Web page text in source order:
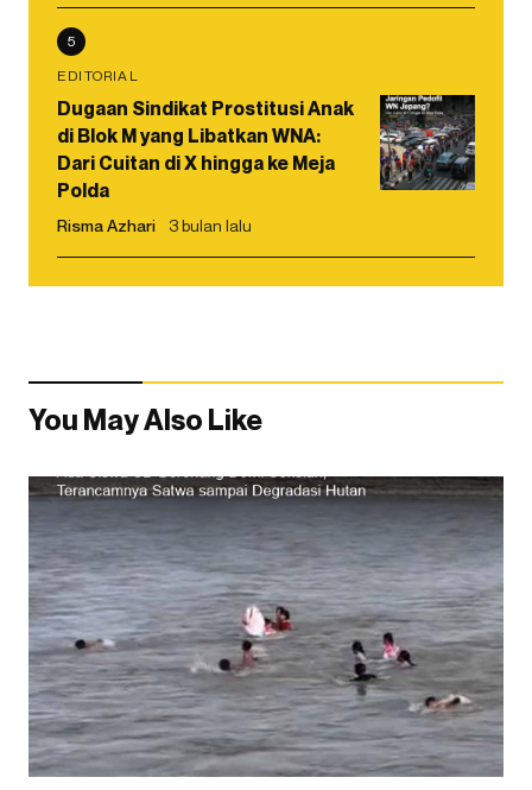
5
EDITORIAL
Dugaan Sindikat Prostitusi Anak
di Blok M yang Libatkan WNA:
Dari Cuitan di X hingga ke Meja
Polda
Risma Azhari 3 bulan lalu
You May Also Like